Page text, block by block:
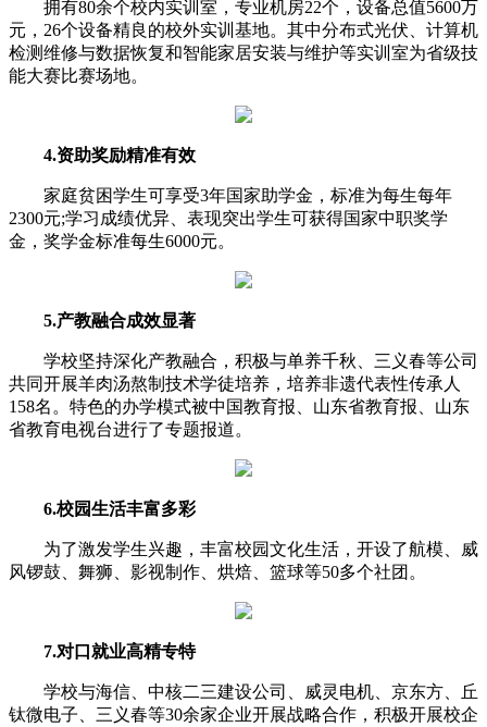
拥有80余个校内实训室，专业机房22个，设备总值5600万
元，26个设备精良的校外实训基地。其中分布式光伏、计算机
检测维修与数据恢复和智能家居安装与维护等实训室为省级技
能大赛比赛场地。
4.资助奖励精准有效
家庭贫困学生可享受3年国家助学金，标准为每生每年
2300元;学习 成绩优异、表现突出学生可获得国家中职奖学
金，奖学金标准每生6000元。
5.产教融合成效显著
学校坚持深化产教融合，积极与单养千秋、三义春等公司
共同开展羊肉汤熬制技术学徒培养，培养非遗代表性传承人
158名。特色的办学模式被中国教育报、 山东省教育报、 山东
省教育电视台进行了专题报道。
6.校园生活丰富多彩
为了激发学生兴趣，丰富校园文化生活，开设了航模、威
风锣鼓、舞狮、影视制作、烘焙、篮球等50多个社团。
7.对口就业高精专特
学校与海信、中核二三建设公司、威灵电机、京东方、丘
钛微电子、三义春等30余家企业开展战略合作，积极开展校企